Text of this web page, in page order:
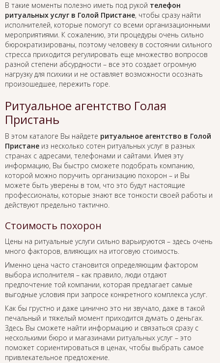
В такие моменты полезно иметь под рукой телефон
ритуальных услуг в Голой Пристане, чтобы сразу найти
исполнителей, которые помогут со всеми организационными
мероприятиями. К сожалению, эти процедуры очень сильно
бюрократизированы, поэтому человеку в состоянии сильного
стресса приходится регулировать еще множество вопросов
разной степени абсурдности – все это создает огромную
нагрузку для психики и не оставляет возможности осознать
произошедшее, пережить горе.
Ритуальное агентство Голая
Пристань
В этом каталоге Вы найдете ритуальное агентство в Голой
Пристане из несколько сотен ритуальных услуг в разных
странах с адресами, телефонами и сайтами. Имея эту
информацию, Вы быстро сможете подобрать компанию,
которой можно поручить организацию похорон – и Вы
можете быть уверены в том, что это будут настоящие
профессионалы, которые знают все тонкости своей работы и
действуют предельно тактично.
Стоимость похорон
Цены на ритуальные услуги сильно варьируются – здесь очень
много факторов, влияющих на итоговую стоимость.
Именно цена часто становится определяющим фактором
выбора исполнителя – как правило, люди отдают
предпочтение той компании, которая предлагает самые
выгодные условия при запросе конкретного комплекса услуг.
Как бы грустно и даже цинично это ни звучало, даже в такой
печальный и тяжелый момент приходится думать о деньгах.
Здесь Вы сможете найти информацию и связаться сразу с
несколькими бюро и магазинами ритуальных услуг – это
поможет сориентироваться в ценах, чтобы выбрать самое
привлекательное предложение.